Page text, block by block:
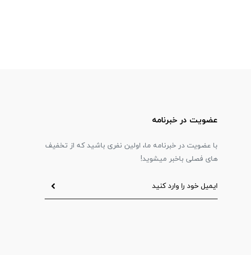
عضویت در خبرنامه
با عضویت در خبرنامه ما، اولین نفری باشید که از تخفیف
های فصلی باخبر میشوید!